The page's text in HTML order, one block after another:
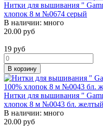
Нитки для вышивания "
хлопок 8 м №0674 серый
В наличии: много
20.00 руб
19 руб
В корзину
Нитки для вышивания "
хлопок 8 м №0043 бл. желтый
В наличии: много
20.00 руб